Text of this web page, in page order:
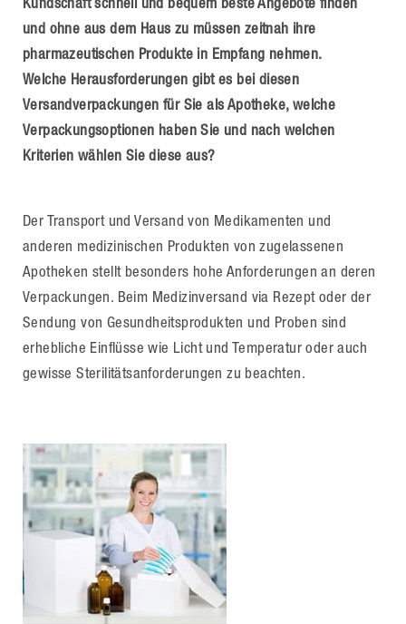
und ohne aus dem Haus zu müssen zeitnah ihre
pharmazeutischen Produkte in Empfang nehmen.
Welche Herausforderungen gibt es bei diesen
Versandverpackungen für Sie als Apotheke, welche
Verpackungsoptionen haben Sie und nach welchen
Kriterien wählen Sie diese aus?
Der Transport und Versand von Medikamenten und
anderen medizinischen Produkten von zugelassenen
Apotheken stellt besonders hohe Anforderungen an deren
Verpackungen. Beim Medizinversand via Rezept oder der
Sendung von Gesundheitsprodukten und Proben sind
erhebliche Einflüsse wie Licht und Temperatur oder auch
gewisse Sterilitätsanforderungen zu beachten.